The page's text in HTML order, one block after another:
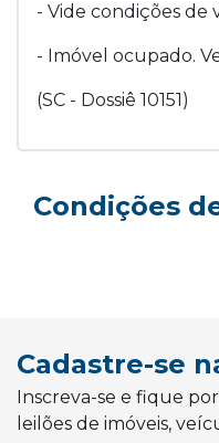
- Vide condições de
- Imóvel ocupado.
(SC - Dossiê 10151)
Condições
Cadastre-se
Inscreva-se e fique
leilões de imóveis,